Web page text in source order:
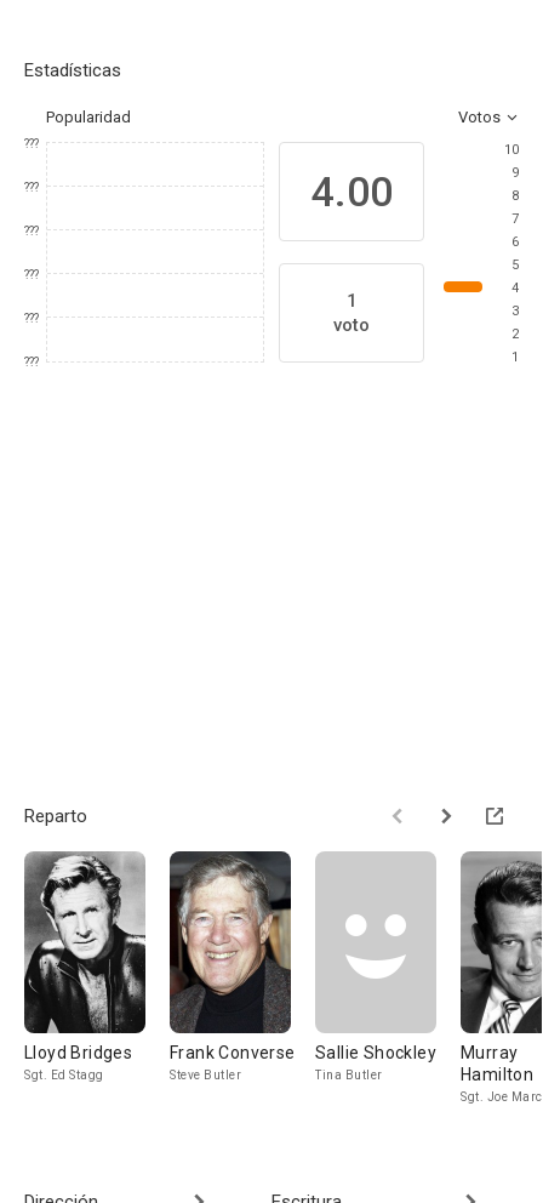
Estadísticas
Popularidad Votos
???
???
???
???
???
???
4.00
1
voto
10
9
8
7
6
5
4
3
2
1
Reparto
Lloyd Bridges
Sgt. Ed Stagg
Frank Converse
Steve Butler
Sallie Shockley
Tina Butler
Murray
Hamilton
Sgt. Joe